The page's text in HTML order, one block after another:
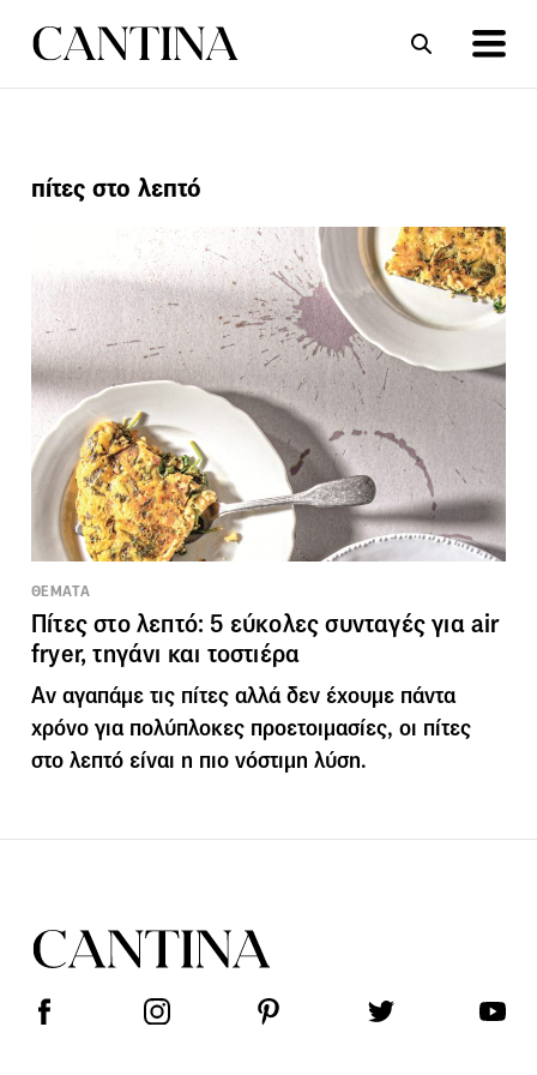
ΣΥΝΤΑΓΕΣ
πίτες στο λεπτό
ΘΕΜΑΤΑ
Πίτες στο λεπτό: 5 εύκολες συνταγές για air
fryer, τηγάνι και τοστιέρα
Αν αγαπάμε τις πίτες αλλά δεν έχουμε πάντα
χρόνο για πολύπλοκες προετοιμασίες, οι πίτες
στο λεπτό είναι η πιο νόστιμη λύση.